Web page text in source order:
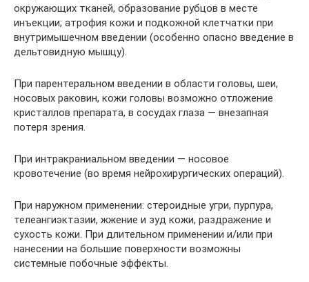
окружающих тканей, образование рубцов в месте
инъекции; атрофия кожи и подкожной клетчатки при
внутримышечном введении (особенно опасно введение в
дельтовидную мышцу).
При парентеральном введении в области головы, шеи,
носовых раковин, кожи головы возможно отложение
кристаллов препарата, в сосудах глаза — внезапная
потеря зрения.
При интракраниальном введении — носовое
кровотечение (во время нейрохирургических операций).
При наружном применении: стероидные угри, пурпура,
телеангиэктазии, жжение и зуд кожи, раздражение и
сухость кожи. При длительном применении и/или при
нанесении на большие поверхности возможны
системные побочные эффекты.